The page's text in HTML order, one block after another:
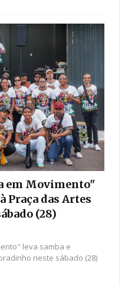
em Movimento"
Praça das Artes
(28)
leva samba e
neste sábado (28)